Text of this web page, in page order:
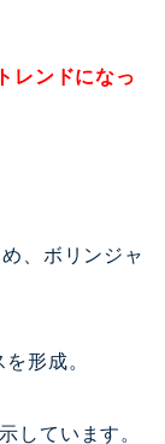
レンドになっ
、ボリンジャ
形成。
しています。